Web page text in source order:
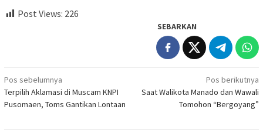
Post Views: 226
SEBARKAN
Navigasi
pos
Pos sebelumnya
Terpilih Aklamasi di Muscam KNPI
Pusomaen, Toms Gantikan Lontaan
Pos berikutnya
Saat Walikota Manado dan Wawali
Tomohon “Bergoyang”